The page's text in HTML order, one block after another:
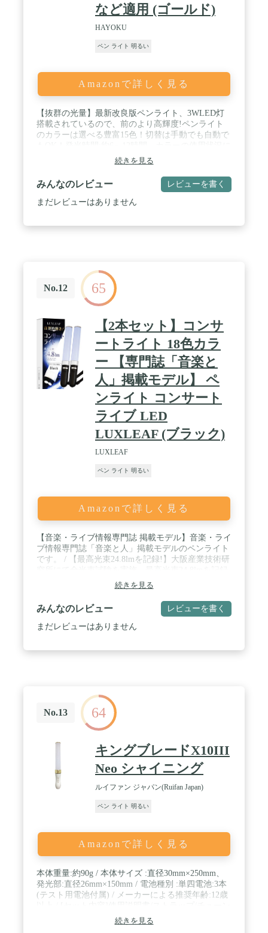
など適用 (ゴールド)
HAYOKU
ペン ライト 明るい
Amazonで詳しく見る
【抜群の光量】最新改良版ペンライト、3WLED灯
搭載されているので、前のより高輝度!ペンライト
のカラーは選べる豊富15色！切替は手動でも自動で
よって異なります。 / 【携帯便利】2021年最新改良
版ペンライト、発光部分はもっと長い、１2.5ｃｍ、
でも重さは約60gほどんと変わっていないです、余
計な負担にならずいかなるところへ持ち運び便利で
す。軽くてコンパクトでコンサート、お花見、ライ
だ親指で簡単に点灯します。 / 【3パターン】猫の
左目のボタンを押すと、色が時計回りに変わりま
す。 1.2.3.4.........15。 猫の右目のボタンを押す
と、色が反時計回りに変わります。
15.14.13.12........1。 猫の口のボタン[ショートカット
登録]手動切り替え切替は右のボタンを押すごとに
レ 。本製品は15色に変化可能、好きな色を選んで、
最大5色までショートカットに登録することができ
ます。 / 【適用場所】LEDペンライト広く使用され
ています。子供用おもちゃ、フェスティバル、コン
サートライト、キャンプ、夜の釣り、パーティー、
誕生日、ディナー、イベント、フェスティバル、お
花見、カラオケ、忘年会など、さまざまなシーンに
積極的に参加しています
続きを見る
みんなのレビュー レビューを書く
まだレビューはありません
No.12 65
【2本セット】コンサ
ートライト 18色カラ
ー 【専門誌「音楽と
人」掲載モデル】 ペ
ンライト コンサート
ライブ LED
LUXLEAF (ブラック)
LUXLEAF
ペン ライト 明るい
Amazonで詳しく見る
【音楽・ライブ情報専門誌 掲載モデル】音楽・ライ
ブ情報専門誌「音楽と人」掲載モデルのペンライト
です。 / 【最高光束24.8lmを記録!】大阪産業技術研
しました。圧倒的に明るい輝きを放つペンライトで
す。 / 【超簡単操作】操作ボタンは２つのみ。auto
点灯モードも手動点灯モードもらくらく切替可能
で、届いたその日からすぐにお使いいただけます。
/ 【充電不要の乾電池仕様】単四電池3本で使用でき
続きを見る
みんなのレビュー レビューを書く
まだレビューはありません
No.13 64
キングブレードX10III
Neo シャイニング
ルイファン ジャパン(Ruifan Japan)
ペン ライト 明るい
Amazonで詳しく見る
本体重量:約90g / 本体サイズ :直径30mm×250mm、
発光部:直径26mm×150mm / 電池種別 :単四電池:3本
(テスト用電池付属) / メーカーによる推奨年齢:12歳
ケーブル/テスト用電池 / パソコンやスマートフォ
ン・タブレットに専用のアプリ(iOS、Android対応)
続きを見る